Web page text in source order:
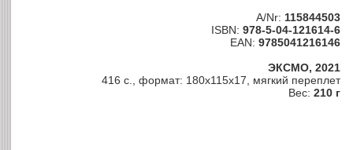
A/Nr: 115844503
ISBN: 978-5-04-121614-6
EAN: 9785041216146
ЭКСМО, 2021
416 с., формат: 180x115x17, мягкий переплет
Вес: 210 г